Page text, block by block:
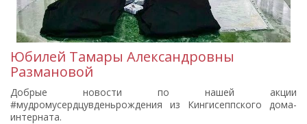
Юбилей Тамары Александровны
Размановой
Добрые новости по нашей акции
#мудромусердцувденьрождения из Кингисеппского дома-
интерната.